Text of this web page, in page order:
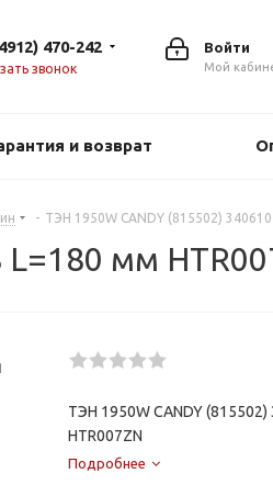
Войти
Мой
470-242
звонок
и возврат
- ТЭН 1950W CANDY (815502)
мм
ТЭН 1950W CANDY
HTR007ZN
Подробнее